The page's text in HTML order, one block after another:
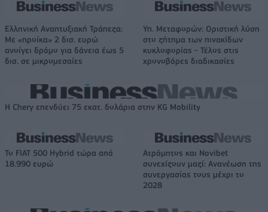
Ελληνική Αναπτυξιακή Τράπεζα:
Με «προίκα» 2 δισ. ευρώ
ανοίγει δρόμο για δάνεια έως 5
δισ. σε μικρομεσαίες
Υπ. Μεταφορών: Οριστική λύση
στο ζήτημα των πινακίδων
κυκλοφορίας - Τέλος στις
χρονοβόρες διαδικασίες
Η Chery επενδύει 75 εκατ. δολάρια στην KG Mobility
Το FIAT 500 Hybrid τώρα από
18.990 ευρώ
Ατρόμητος και Novibet
συνεχίζουν μαζί: Ανανέωση της
συνεργασίας τους μέχρι το
2028